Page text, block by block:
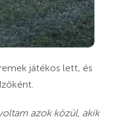
játékos lett, és
azok közül, akik